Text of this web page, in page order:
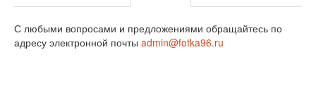
Разделы
Nikon или Canon?
С любыми вопросами и предложениями обращайтесь по
адресу электронной почты admin@fotka96.ru